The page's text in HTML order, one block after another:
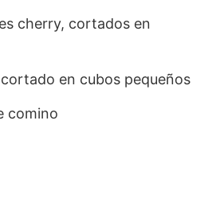
cherry, cortados en
en cubos pequeños
comino